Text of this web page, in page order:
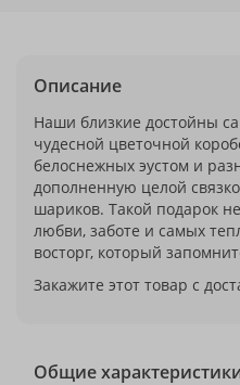
Описание
Наши близкие достойны
чудесной цветочной
белоснежных эустом и
дополненную целой
шариков. Такой подарок
любви, заботе и самых
восторг, который
Закажите этот товар с
Общие